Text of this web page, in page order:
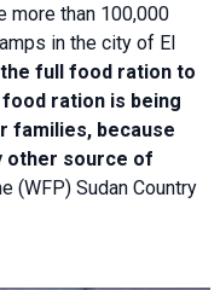
more than 100,000
in the city of El
full food ration to
ration is being
families, because
other source of
(WFP) Sudan Country